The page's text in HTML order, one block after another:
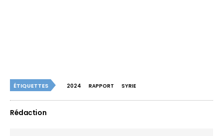
ÉTIQUETTES 2024 RAPPORT SYRIE
Rédaction